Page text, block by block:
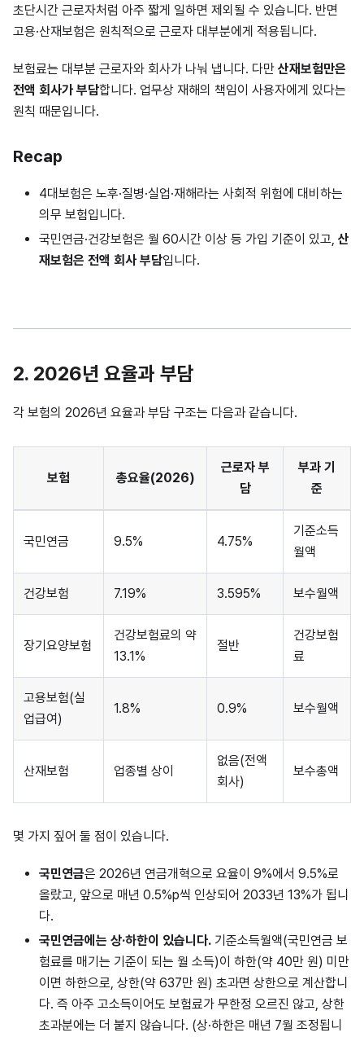
초단시간 근로자처럼 아주 짧게 일하면 제외될 수 있습니다. 반면
고용·산재보험은 원칙적으로 근로자 대부분에게 적용됩니다.
보험료는 대부분 근로자와 회사가 나눠 냅니다. 다만 산재보험만은
전액 회사가 부담합니다. 업무상 재해의 책임이 사용자에게 있다는
원칙 때문입니다.
Recap
4대보험은 노후·질병·실업·재해라는 사회적 위험에 대비하는
의무 보험입니다.
국민연금·건강보험은 월 60시간 이상 등 가입 기준이 있고, 산
재보험은 전액 회사 부담입니다.
2. 2026년 요율과 부담
각 보험의 2026년 요율과 부담 구조는 다음과 같습니다.
보험 총요율(2026)
근로자 부
담
부과 기
준
국민연금 9.5% 4.75%
기준소득
월액
건강보험 7.19% 3.595% 보수월액
장기요양보험
건강보험료의 약
13.1%
절반
건강보험
료
고용보험(실
업급여)
1.8% 0.9% 보수월액
산재보험 업종별 상이
없음(전액
회사)
보수총액
몇 가지 짚어 둘 점이 있습니다.
국민연금은 2026년 연금개혁으로 요율이 9%에서 9.5%로
올랐고, 앞으로 매년 0.5%p씩 인상되어 2033년 13%가 됩니
다.
국민연금에는 상·하한이 있습니다. 기준소득월액(국민연금 보
험료를 매기는 기준이 되는 월 소득)이 하한(약 40만 원) 미만
이면 하한으로, 상한(약 637만 원) 초과면 상한으로 계산합니
다. 즉 아주 고소득이어도 보험료가 무한정 오르진 않고, 상한
초과분에는 더 붙지 않습니다. (상·하한은 매년 7월 조정됩니